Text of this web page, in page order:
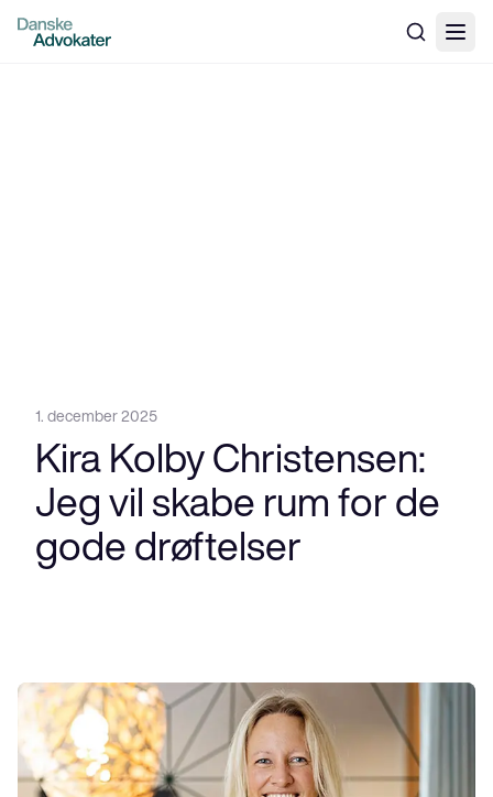
1. december 2025
Kira Kolby Christensen:
Jeg vil skabe rum for de
gode drøftelser